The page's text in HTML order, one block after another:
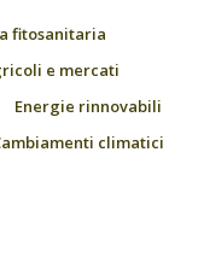
fitosanitaria
e mercati
Energie rinnovabili
climatici